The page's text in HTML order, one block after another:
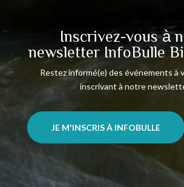
Inscrivez-vous à
newsletter InfoBulle
Restez informé(e) des événements à
inscrivant à notre
JE M'INSCRIS À INFOBULLE